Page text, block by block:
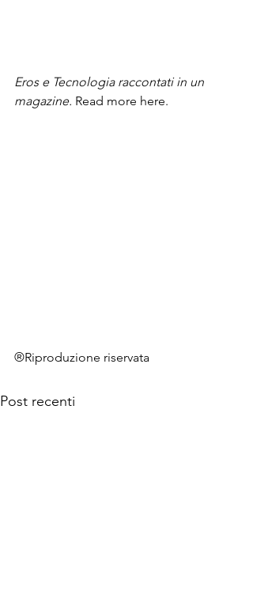
Eros e Tecnologia raccontati in un
magazine. Read more here.
®Riproduzione riservata
Post recenti